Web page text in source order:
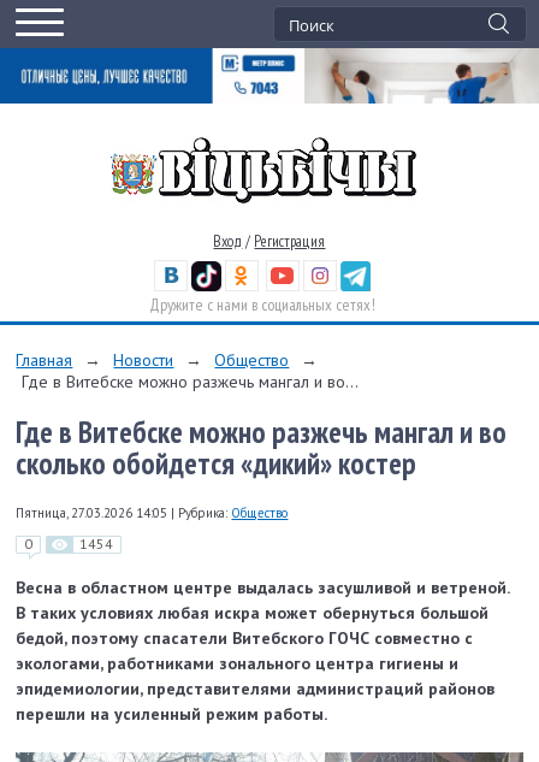
Вход / Регистрация
Дружите с нами в социальных сетях!
Главная → Новости → Общество
→
Где в Витебске можно разжечь мангал и во...
Где в Витебске можно разжечь мангал и во
сколько обойдется «дикий» костер
Пятница, 27.03.2026 14:05 | Рубрика: Общество
0 1454
Весна в областном центре выдалась засушливой и ветреной.
В таких условиях любая искра может обернуться большой
бедой, поэтому спасатели Витебского ГОЧС совместно с
экологами, работниками зонального центра гигиены и
эпидемиологии, представителями администраций районов
перешли на усиленный режим работы.